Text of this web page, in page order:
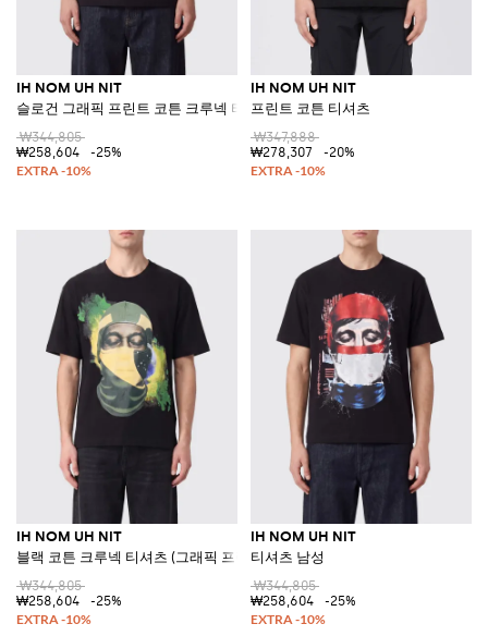
IH NOM UH NIT
슬로건 그래픽 프린트 코튼 크루넥 티셔츠
₩344,805
₩258,604
-25%
IH NOM UH NIT
프린트 코튼 티셔츠
₩347,888
₩278,307
-20%
IH NOM UH NIT
블랙 코튼 크루넥 티셔츠 (그래픽 프린트 및 슬로건)
₩344,805
₩258,604
-25%
IH NOM UH NIT
티셔츠 남성
₩344,805
₩258,604
-25%